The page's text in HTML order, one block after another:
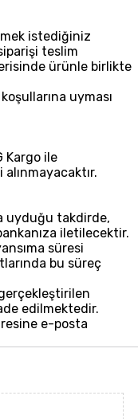
istediğiniz
teslim
ürünle birlikte
uyması
Kargo ile
uyduğu takdirde,
iletilecektir.
süresi
bu süreç
edilmektedir.
e-posta